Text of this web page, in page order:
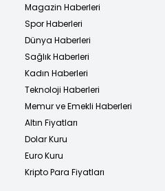
Magazin Haberleri
Spor Haberleri
Dünya Haberleri
Sağlık Haberleri
Kadın Haberleri
Teknoloji Haberleri
Memur ve Emekli Haberleri
Altın Fiyatları
Dolar Kuru
Euro Kuru
Kripto Para Fiyatları